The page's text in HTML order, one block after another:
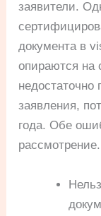
заявители.
документа в
опираются на
заявления,
года. Обе
рассмотрение.